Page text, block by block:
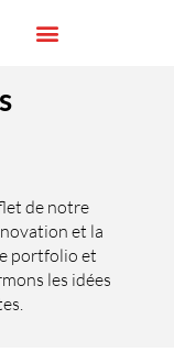
de notre
et la
portfolio et
les idées